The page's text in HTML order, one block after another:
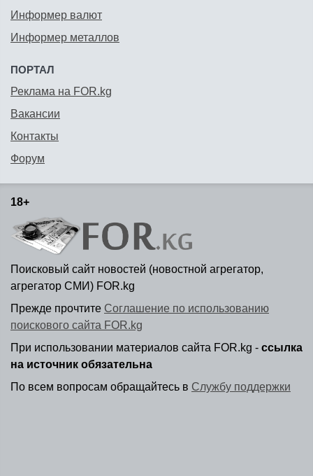
Информер валют
Информер металлов
ПОРТАЛ
Реклама на FOR.kg
Вакансии
Контакты
Форум
18+
Поисковый сайт новостей (новостной агрегатор,
агрегатор СМИ) FOR.kg
Прежде прочтите Соглашение по использованию
поискового сайта FOR.kg
При использовании материалов сайта FOR.kg - ссылка
на источник обязательна
По всем вопросам обращайтесь в Службу поддержки